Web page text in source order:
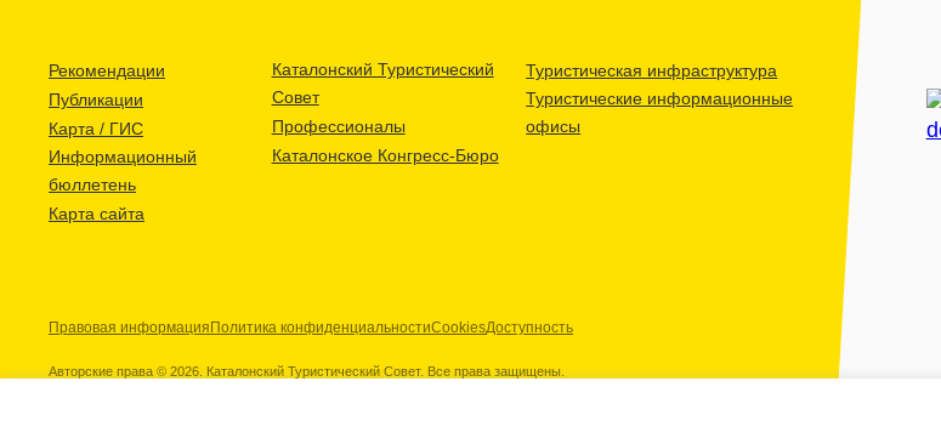
Рекомендации
Публикации
Карта / ГИС
Информационный
бюллетень
Карта сайта
Каталонский Туристический
Совет
Профессионалы
Каталонское Конгресс-Бюро
Туристическая инфраструктура
Туристические информационные
офисы
Правовая информация Политика конфиденциальностиCookiesДоступность
Авторские права © 2026. Каталонский Туристический Совет. Все права защищены.